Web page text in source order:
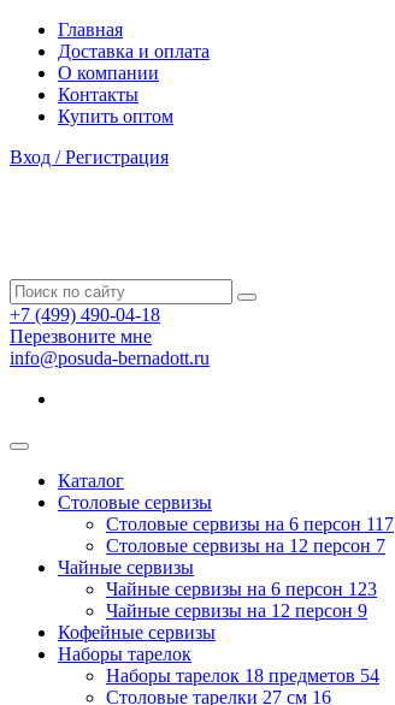
Главная
Доставка и оплата
О компании
Контакты
Купить оптом
Вход / Регистрация
+7 (499) 490-04-18
Перезвоните мне
info@posuda-bernadott.ru
Каталог
Столовые сервизы
Столовые сервизы на 6 персон 117
Столовые сервизы на 12 персон 7
Чайные сервизы
Чайные сервизы на 6 персон 123
Чайные сервизы на 12 персон 9
Кофейные сервизы
Наборы тарелок
Наборы тарелок 18 предметов 54
Столовые тарелки 27 см 16